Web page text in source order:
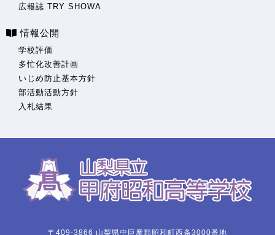
広報誌 TRY SHOWA
情報公開
学校評価
多忙化改善計画
いじめ防止基本方針
部活動活動方針
入札結果
〒409-3866 山梨県中巨摩郡昭和町西条3000番地